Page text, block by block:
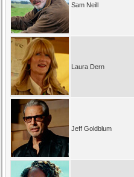
Sam Neill
Laura Dern
Jeff Goldblum